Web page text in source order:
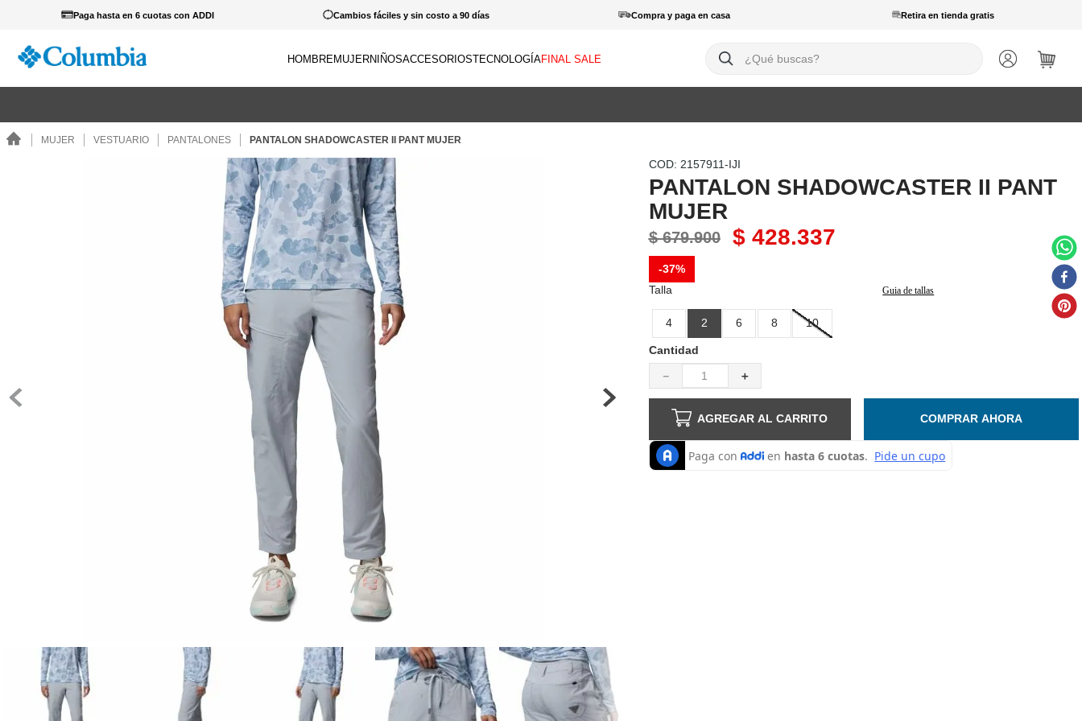
Paga hasta en 6 cuotas con ADDI Cambios fáciles y sin costo a 90 días Compra y paga en casa Retira en tienda gratis
HOMBREMUJERNIÑOSACCESORIOSTECNOLOGÍAFINAL SALE
¿Qué buscas?
MUJER VESTUARIO PANTALONES PANTALON SHADOWCASTER II PANT MUJER
: 2157911-IJI
PANTALON SHADOWCASTER II PANT
MUJER
$ 679.900 $ 428.337
-37%
Talla
10
2
4 6 8
Guia de tallas
Cantidad
＋
－
AGREGAR AL CARRITO COMPRAR AHORA
TÉRMINOS MÁS BUSCADOS
2.
chaquetas
3.
botas
4.
zapatillas
5.
gorras
6.
chaquetas mujer
7.
pantalones hombre
8
senderismo
camisetas
chaquetas hombre